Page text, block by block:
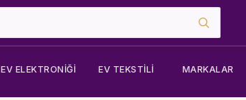
EV ELEKTRONIĞI EV TEKSTILI MARKALAR